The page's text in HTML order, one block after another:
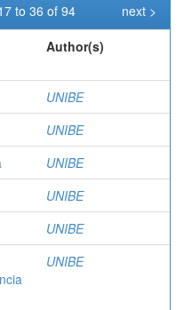
to 36 of 94
next >
Author(s)
UNIBE
UNIBE
UNIBE
UNIBE
UNIBE
UNIBE